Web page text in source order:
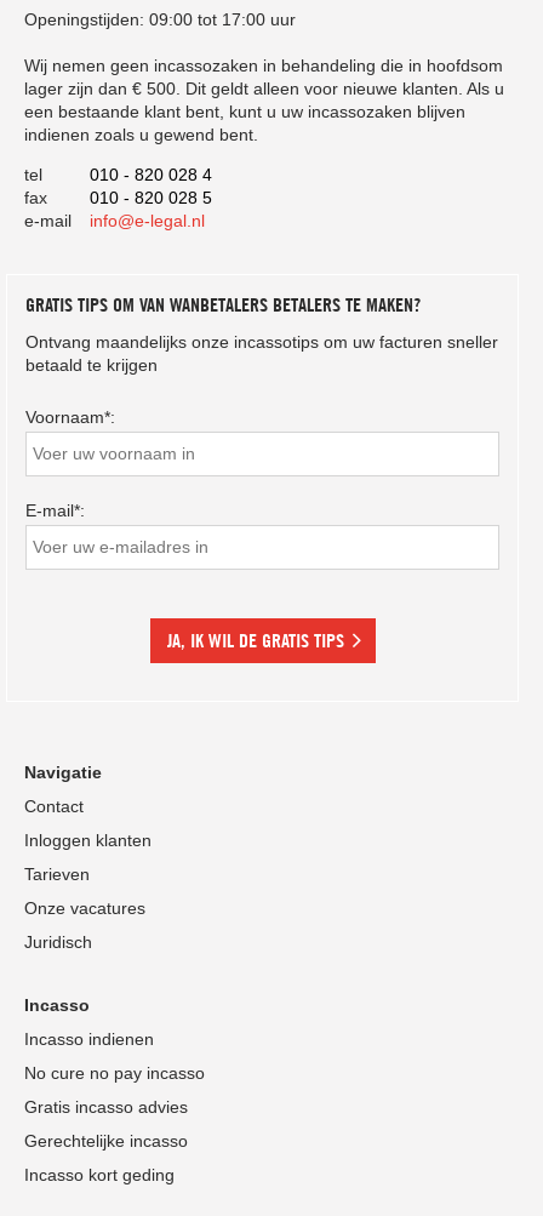
Openingstijden: 09:00 tot 17:00 uur
Wij nemen geen incassozaken in behandeling die in hoofdsom
lager zijn dan € 500. Dit geldt alleen voor nieuwe klanten. Als u
een bestaande klant bent, kunt u uw incassozaken blijven
indienen zoals u gewend bent.
tel
010 - 820 028 4
fax
010 - 820 028 5
e-mail
info@e-legal.nl
GRATIS TIPS OM VAN WANBETALERS BETALERS TE MAKEN?
Ontvang maandelijks onze incassotips om uw facturen sneller
betaald te krijgen
Voornaam*:
E-mail*:
JA, IK WIL DE GRATIS TIPS
Navigatie
Contact
Inloggen klanten
Tarieven
Onze vacatures
Juridisch
Incasso
Incasso indienen
No cure no pay incasso
Gratis incasso advies
Gerechtelijke incasso
Incasso kort geding